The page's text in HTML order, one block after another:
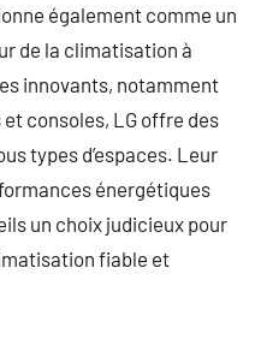
également comme un
de la climatisation à
innovants, notamment
consoles, LG offre des
types d’espaces. Leur
énergétiques
un choix judicieux pour
fiable et